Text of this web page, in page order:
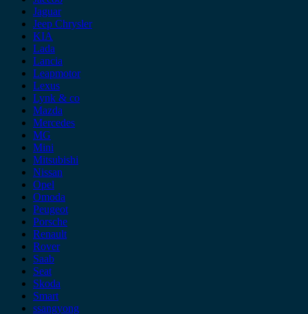
Jaguar
Jeep Chrysler
KIA
Lada
Lancia
Leapmotor
Lexus
Lynk & co
Mazda
Mercedes
MG
Mini
Mitsubishi
Nissan
Opel
Omoda
Peugeot
Porsche
Renault
Rover
Saab
Seat
Skoda
Smart
ssangyong